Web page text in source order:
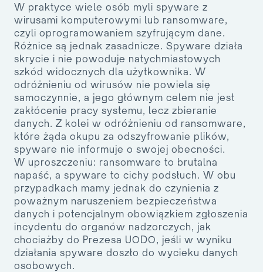
W praktyce wiele osób myli spyware z
wirusami komputerowymi lub ransomware,
czyli oprogramowaniem szyfrującym dane.
Różnice są jednak zasadnicze. Spyware działa
skrycie i nie powoduje natychmiastowych
szkód widocznych dla użytkownika. W
odróżnieniu od wirusów nie powiela się
samoczynnie, a jego głównym celem nie jest
zakłócenie pracy systemu, lecz zbieranie
danych. Z kolei w odróżnieniu od ransomware,
które żąda okupu za odszyfrowanie plików,
spyware nie informuje o swojej obecności.
W uproszczeniu: ransomware to brutalna
napaść, a spyware to cichy podsłuch. W obu
przypadkach mamy jednak do czynienia z
poważnym naruszeniem bezpieczeństwa
danych i potencjalnym obowiązkiem zgłoszenia
incydentu do organów nadzorczych, jak
chociażby do Prezesa UODO, jeśli w wyniku
działania spyware doszło do wycieku danych
osobowych.